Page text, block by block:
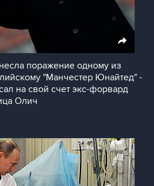
поражение одному из
"Манчестер Юнайтед" -
на свой счет экс-форвард
Олич